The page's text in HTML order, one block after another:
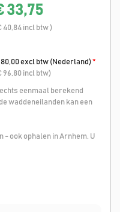
33,75
40,84 incl btw )
excl btw (Nederland)*
96,80 incl btw)
eenmaal berekend
waddeneilanden kan een
- ook ophalen in Arnhem. U